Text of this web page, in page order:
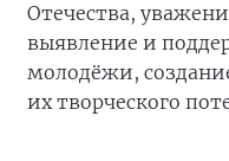
Отечества,
выявление и
молодёжи,
их творческого